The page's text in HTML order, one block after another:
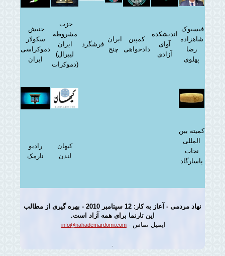
سکولار
دموکراسی
ایران
مشروطه
ایران
(لیبرال
دموکرات)
فرشگرد
چنج
کمپین
دادخواهی
اندیشکده
آوای
آزادی
شاهزاده
رضا
پهلوی
رادیو
نارمک
کیهان
لندن
کمیته بین
المللی
نجات
پاسارگاد
نهاد مردمی - آعاز به کار: 12 سپتامبر 2010 - بهره گیری از مطالب
این تارنما برای همه آزاد است.
ایمیل تماس - info@nahademardomi.com